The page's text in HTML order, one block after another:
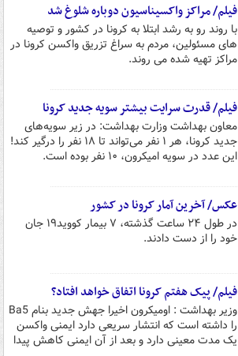
فیلم/ مراکز واکسیناسیون دوباره شلوغ شد
با روند رو به رشد ابتلا به کرونا در کشور و توصیه
های مسئولین، مردم به سراغ تزریق واکسن کرونا در
مراکز تهیه شده می روند.
فیلم/ قدرت سرایت بیشتر سویه جدید کرونا
معاون بهداشت وزارت بهداشت: در زیر سویه‌های
جدید کرونا، هر ۱ نفر می‌تواند تا ۱۸ نفر را درگیر کند!
این عدد در سویه امیکرون، ۱۰ نفر بوده است.
عکس/ آخرین آمار کرونا در کشور
در طول ۲۴ ساعت گذشته، ۷ بیمار کووید۱۹ جان
خود را از دست دادند.
فیلم/ پیک هفتم کرونا اتفاق خواهد افتاد؟
وزیر بهداشت : اومیکرون اخیرا جهش جدید بنام Ba5
را داشته است که انتشار سریعی دارد ایمنی واکسن
یک مدت معینی دارد و بعد از آن ایمنی کاهش پیدا